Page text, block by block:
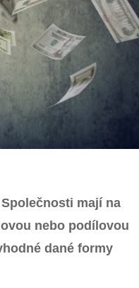
mají na
nebo podílovou
dané formy